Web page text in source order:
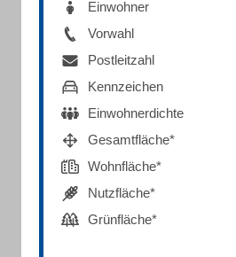
Einwohner
Vorwahl
Postleitzahl
Kennzeichen
Einwohnerdichte
Gesamtfläche*
Wohnfläche*
Nutzfläche*
Grünfläche*